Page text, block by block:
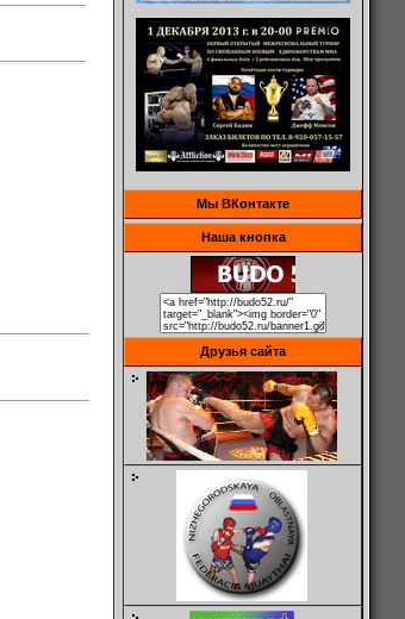
Мы ВКонтакте
Наша кнопка
Друзья сайта